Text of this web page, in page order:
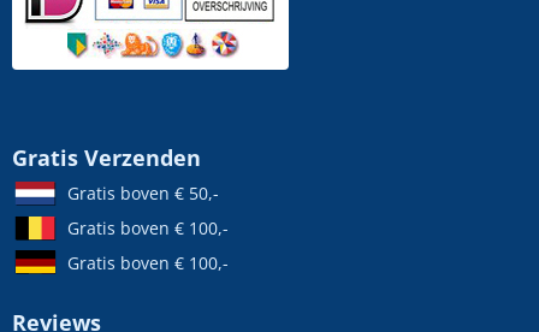
Gratis Verzenden
Gratis boven € 50,-
Gratis boven € 100,-
Gratis boven € 100,-
Reviews